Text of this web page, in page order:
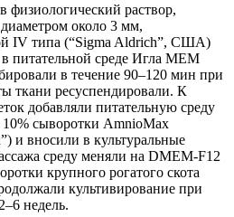
раствор,
около 3 мм,
IV типа (“Sigma Aldrich”, США)
питательной среде Игла MEM
в течение 90‒120 мин при
ткани ресуспендировали. К
добавляли питательную среду
сыворотки AmnioMax
и вносили в культуральные
среду меняли на DMEM-F12
крупного рогатого скота
культивирование при
недель.